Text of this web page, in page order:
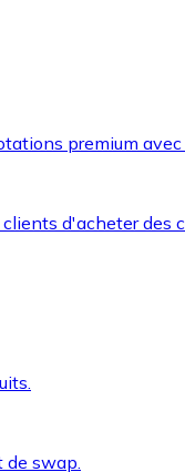
premium
d'acheter des
de swap.